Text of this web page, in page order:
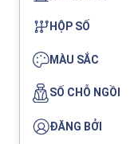
HỘP SỐ
MÀU SẮC
SỐ CHỖ NGỒI
ĐĂNG BỞI